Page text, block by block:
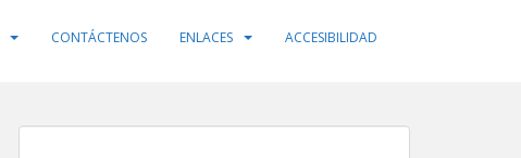
CONTÁCTENOS ENLACES ACCESIBILIDAD